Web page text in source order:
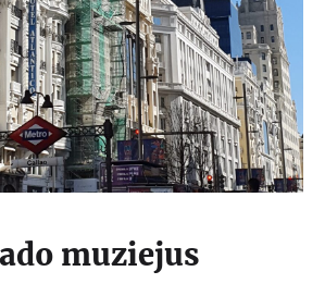
muziejus